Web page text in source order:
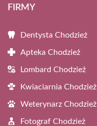
FIRMY
Dentysta Chodzież
Apteka Chodzież
Lombard Chodzież
Kwiaciarnia Chodzież
Weterynarz Chodzież
Fotograf Chodzież